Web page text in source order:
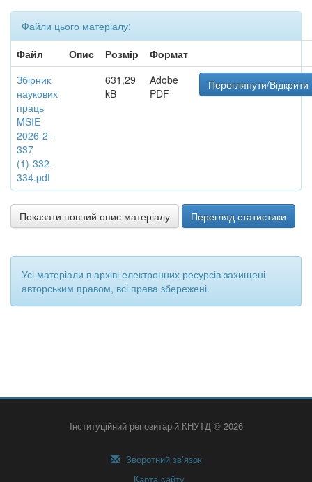
Файли цього матеріалу:
Файл
Опис Розмір
Формат
Збірник
наукових
праць
MSIE
2026-2-
337
(1)-332-
334.pdf
631,29
kB
Adobe
PDF
Переглянути/Відкрити
Показати повний опис матеріалу Перегляд статистики
Усі матеріали в архіві електронних ресурсів захищені
авторським правом, всі права збережені.
Інституційний репозитарій КНУТД © 2026
Зворотний зв’язок
Карта сайту